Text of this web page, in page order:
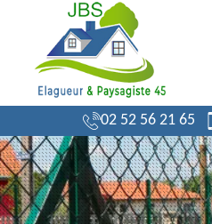
02 52 56 21 65